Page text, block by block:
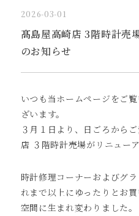
2026-03-01
髙島屋高崎店 3階時計売
のお知らせ
いつも当ホームページをご
ざいます。
３月１日より、日ごろから
店 ３階時計売場がリニュー
時計修理コーナーおよびグ
れまで以上にゆったりとお
空間に生まれ変わりました。